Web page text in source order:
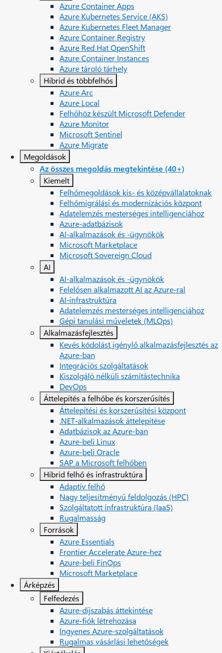
Azure Container Apps
Azure Kubernetes Service (AKS)
Azure Kubernetes Fleet Manager
Azure Container Registry
Azure Red Hat OpenShift
Azure Container Instances​
Azure tároló tárhely
Hibrid és többfelhős
Azure Arc​
Azure Local
Felhőhöz készült Microsoft Defender
Azure Monitor
Microsoft Sentinel
Azure Migrate
Megoldások
Az összes megoldás megtekintése (40+)
Kiemelt
Felhőmegoldások kis- és középvállalatoknak
Felhőmigrálási és modernizációs központ
Adatelemzés mesterséges intelligenciához
Azure-adatbázisok
AI-alkalmazások és ‑ügynökök
Microsoft Marketplace
Microsoft Sovereign Cloud
AI
AI-alkalmazások és ‑ügynökök
Felelősen alkalmazott AI az Azure-ral
AI-infrastruktúra
Adatelemzés mesterséges intelligenciához
Gépi tanulási műveletek (MLOps)
Alkalmazásfejlesztés
Kevés kódolást igénylő alkalmazásfejlesztés az
Azure-ban
Integrációs szolgáltatások
Kiszolgáló nélküli számítástechnika
DevOps
Áttelepítés a felhőbe és korszerűsítés
Áttelepítési és korszerűsítési központ
.NET-alkalmazások áttelepítése
Adatbázisok az Azure-ban
Azure-beli Linux
Azure-beli Oracle
SAP a Microsoft felhőben
Hibrid felhő és infrastruktúra
Adaptív felhő
Nagy teljesítményű feldolgozás (HPC)
Szolgáltatott infrastruktúra (IaaS)
Rugalmasság
Források
Azure Essentials
Frontier Accelerate Azure-hez
Azure-beli FinOps
Microsoft Marketplace
Árképzés
Felfedezés
Azure-díjszabás áttekintése
Azure-fiók létrehozása
Ingyenes Azure-szolgáltatások
Rugalmas vásárlási lehetőségek